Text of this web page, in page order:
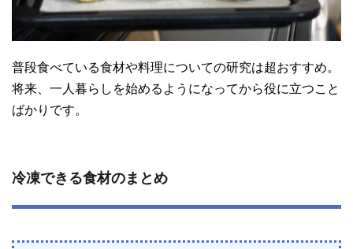
普段食べている食材や料理についての研究は超おすすめ。
将来、一人暮らしを始めるようになってから役に立つこと
ばかりです。
冷凍できる食材のまとめ